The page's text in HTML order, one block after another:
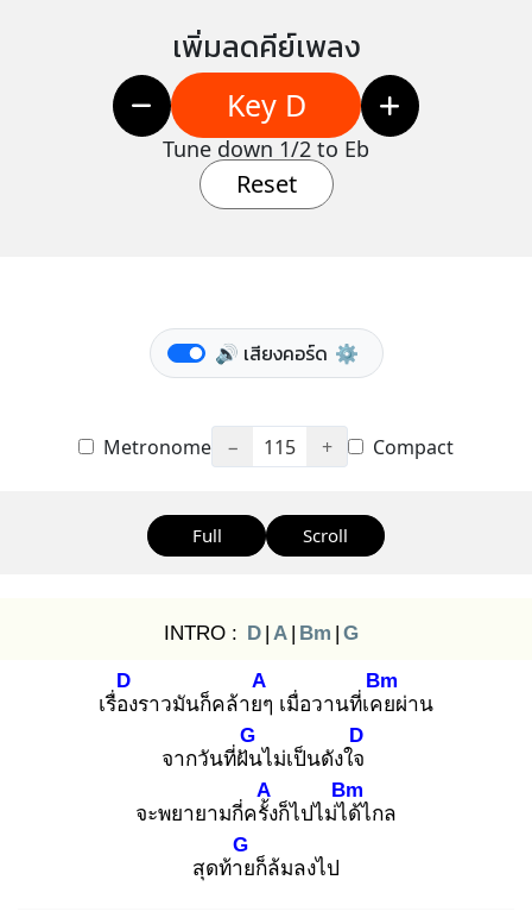
เพิ่มลดคีย์เพลง
Key D
Tune down 1/2 to Eb
Reset
🔊 เสียงคอร์ด ⚙️
Metronome − 115 + Compact
Full Scroll
INTRO : D | A | Bm | G
เรื่อง
D
ราวมันก็คล้ายๆ
A
เมื่อวานที่เคย
Bm
ผ่าน
จากวันที่ฝัน
G
ไม่เป็นดังใจ
D
จะพยายามกี่ครั้ง
A
ก็ไปไม่ได้
Bm
ไกล
สุดท้าย
G
ก็ล้มลงไป